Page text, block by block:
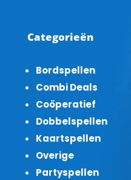
Categorieën
Bordspellen
Combi Deals
Coöperatief
Dobbelspellen
Kaartspellen
Overige
Partyspellen